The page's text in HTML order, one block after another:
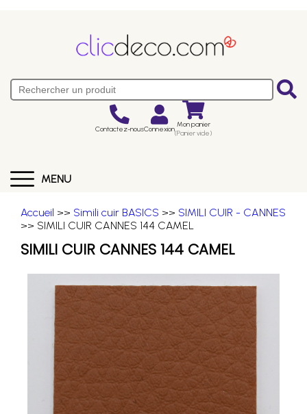
Contactez-nousConnexion Mon panier
(Panier vide)
MENU
Accueil >> Simili cuir BASICS >> SIMILI CUIR - CANNES
>> SIMILI CUIR CANNES 144 CAMEL
SIMILI CUIR CANNES 144 CAMEL